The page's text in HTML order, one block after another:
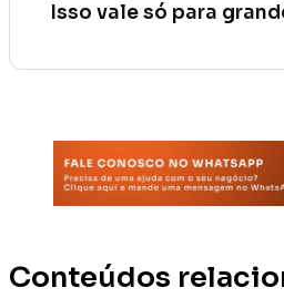
Isso vale só para
Conteúdos